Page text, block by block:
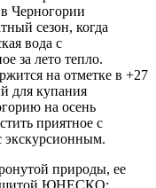
Черногории
сезон, когда
вода с
за лето тепло.
на отметке в +27
для купания
на осень
приятное с
экскурсионным.
природы, ее
ЮНЕСКО;